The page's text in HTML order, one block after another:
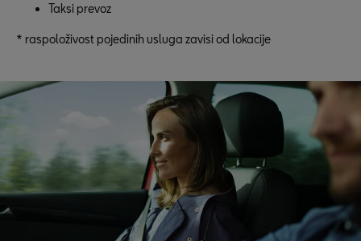
Taksi prevoz
* raspoloživost pojedinih usluga zavisi od lokacije